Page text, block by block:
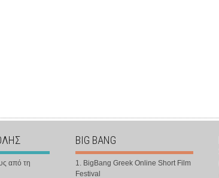
από τη
BIG BANG
1. BigBang Greek Online Short Film
Festival